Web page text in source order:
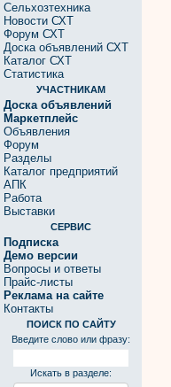
Сельхозтехника
Новости СХТ
Форум СХТ
Доска объявлений СХТ
Каталог СХТ
Статистика
УЧАСТНИКАМ
Доска объявлений
Маркетплейс
Объявления
Форум
Разделы
Каталог предприятий
АПК
Работа
Выставки
СЕРВИС
Подписка
Демо версии
Вопросы и ответы
Прайс-листы
Реклама на сайте
Контакты
ПОИСК ПО САЙТУ
Введите слово или фразу:
Искать в разделе: